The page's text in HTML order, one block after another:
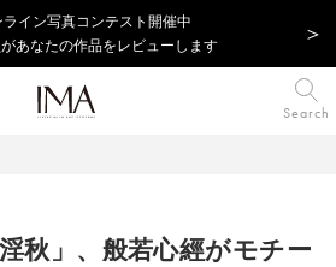
イン写真コンテスト開催中
あなたの作品をレビューします
Search
秋」、般若心經がモチー